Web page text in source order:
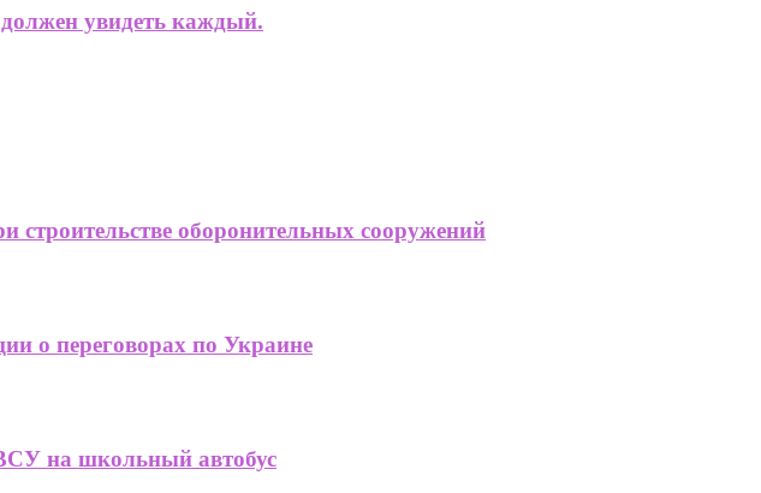
увидеть каждый.
оборонительных сооружений
о переговорах по Украине
на школьный автобус